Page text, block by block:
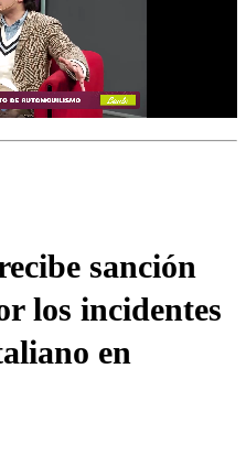
sanción
los incidentes
en